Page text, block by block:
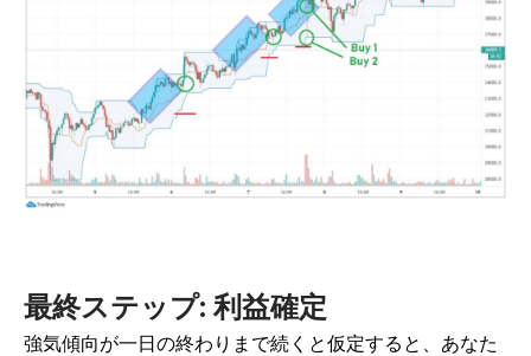
最終ステップ: 利益確定
強気傾向が一日の終わりまで続くと仮定すると、あなた